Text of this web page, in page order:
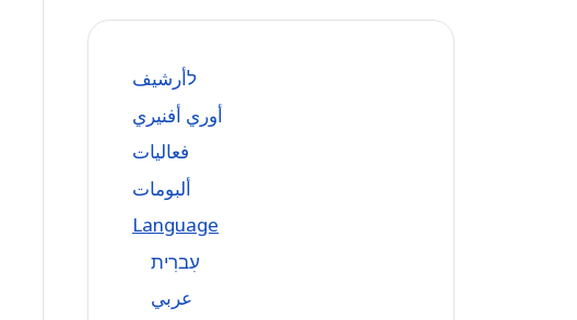
לأرشيف
أوري أفنيري
فعاليات
ألبومات
Language
עִברִית
عربي